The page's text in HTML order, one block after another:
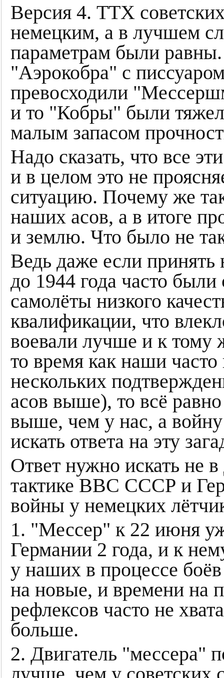
Версия 4. ТТХ
немецким, а в лучшем
параметрам были
"Аэрокобра" с
превосходили
и то "Кобры" были
малым запасом
Надо сказать, что все
и в целом это не
ситуацию. Почему же
наших асов, а в итоге
и землю. Что было не
Ведь даже если
до 1944 года часто
самолёты низкого
квалификации, что
воевали лучше и к тому
то время как наши
нескольких
асов выше), то всё
выше, чем у нас, а
искать ответа на эту
Ответ нужно искать не
тактике ВВС СССР и
войны у немецких
1. "Мессер" к 22 июня
Германии 2 года, и к
у наших в процессе
на новые, и времени на
рефлексов часто не
больше.
2. Двигатель "мессера"